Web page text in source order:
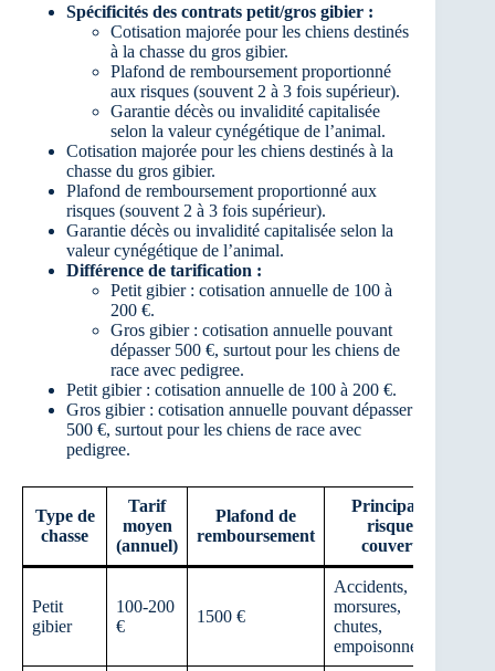
Spécificités des contrats petit/gros gibier :
Cotisation majorée pour les chiens destinés
à la chasse du gros gibier.
Plafond de remboursement proportionné
aux risques (souvent 2 à 3 fois supérieur).
Garantie décès ou invalidité capitalisée
selon la valeur cynégétique de l’animal.
Cotisation majorée pour les chiens destinés à la
chasse du gros gibier.
Plafond de remboursement proportionné aux
risques (souvent 2 à 3 fois supérieur).
Garantie décès ou invalidité capitalisée selon la
valeur cynégétique de l’animal.
Différence de tarification :
Petit gibier : cotisation annuelle de 100 à
200 €.
Gros gibier : cotisation annuelle pouvant
dépasser 500 €, surtout pour les chiens de
race avec pedigree.
Petit gibier : cotisation annuelle de 100 à 200 €.
Gros gibier : cotisation annuelle pouvant dépasser
500 €, surtout pour les chiens de race avec
pedigree.
Type de
chasse
Tarif
moyen
(annuel)
Plafond de
remboursement
Principaux
risques
couverts
Petit
gibier
100-200
€
1500 €
Accidents,
morsures,
chutes,
empoisonnement